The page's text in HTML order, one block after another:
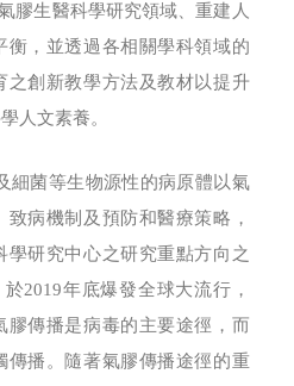
膠生醫科學研究領域、重建人
衡，並透過各相關學科領域的
之創新教學方法及教材以提升
人文素養。
菌等生物源性的病原體以氣
病機制及預防和醫療策略，
學研究中心之研究重點方向之
2019年底爆發全球大流行，
膠傳播是病毒的主要途徑，而
傳播。隨著氣膠傳播途徑的重